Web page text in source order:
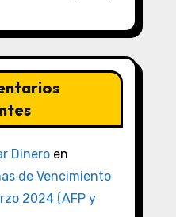
Dineroen
de Vencimiento
2024 (AFP y